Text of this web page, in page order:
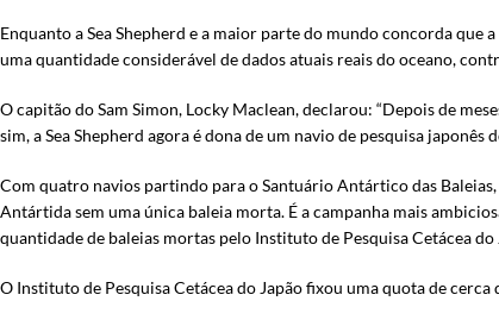
Enquanto a Sea Shepherd e a maior parte do mundo concorda que
uma quantidade considerável de dados atuais reais do oceano,
O capitão do Sam Simon, Locky Maclean, declarou: “Depois de
sim, a Sea Shepherd agora é dona de um navio de pesquisa japonês
Com quatro navios partindo para o Santuário Antártico das
Antártida sem uma única baleia morta. É a campanha mais
quantidade de baleias mortas pelo Instituto de Pesquisa Cetácea do
O Instituto de Pesquisa Cetácea do Japão fixou uma quota de